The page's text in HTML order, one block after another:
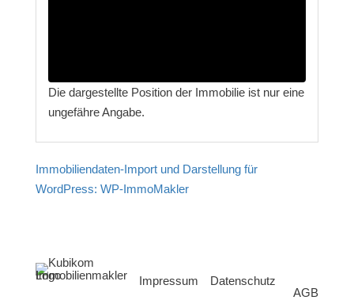
Die dargestellte Position der Immobilie ist nur eine
ungefähre Angabe.
Immobiliendaten-Import und Darstellung für
WordPress: WP-ImmoMakler
Impressum
Datenschutz
AGB